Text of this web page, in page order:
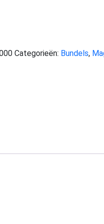
Categorieën: Bundels,